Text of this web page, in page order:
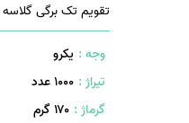
تقویم تک برگی
وجه : یکرو
تیراژ : 1000 عدد
گرماژ : ۱۷۰ گرم